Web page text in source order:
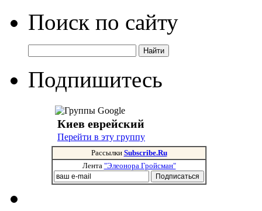
Поиск по сайту
Подпишитесь
Киев еврейский
Перейти в эту группу
Рассылки Subscribe.Ru
Лента "Элеонора Гройсман"